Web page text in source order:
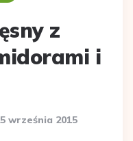
z
i
września 2015